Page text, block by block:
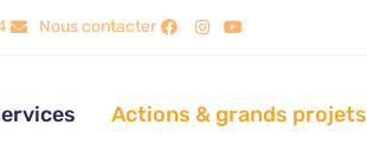
Nous contacter
Actions & grands projets